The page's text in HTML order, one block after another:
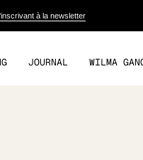
à la newsletter
JOURNAL WILMA